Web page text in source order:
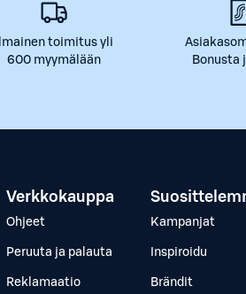
Ilmainen toimitus yli
600 myymälään
Bonusta
Verkkokauppa
Ohjeet
Peruuta ja palauta
Reklamaatio
Kampanjat
Inspiroidu
Brändit